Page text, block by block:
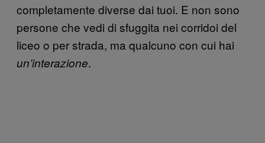
completamente diverse dai tuoi. E non sono
persone che vedi di sfuggita nei corridoi del
liceo o per strada, ma qualcuno con cui hai
un’interazione.